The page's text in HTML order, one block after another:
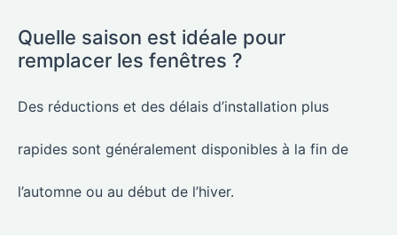
Quelle saison est idéale pour
remplacer les fenêtres ?
Des réductions et des délais d’installation plus
rapides sont généralement disponibles à la fin de
l’automne ou au début de l’hiver.